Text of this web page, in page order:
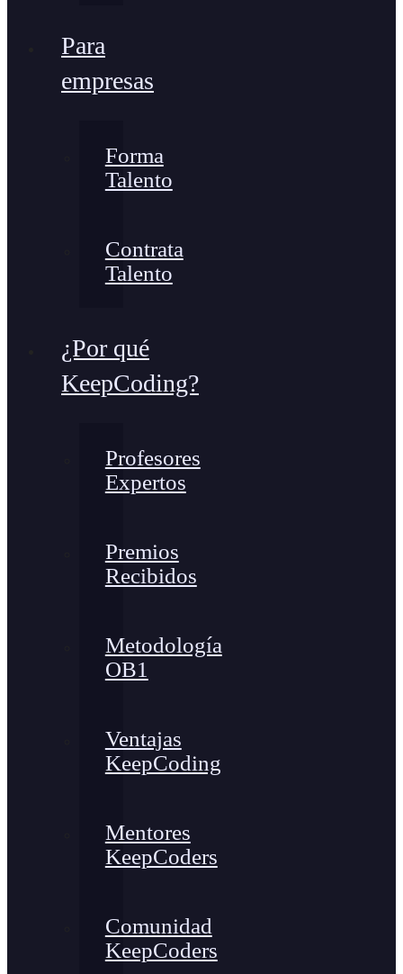
Para
empresas
Forma
Talento
Contrata
Talento
¿Por qué
KeepCoding?
Profesores
Expertos
Premios
Recibidos
Metodología
OB1
Ventajas
KeepCoding
Mentores
KeepCoders
Comunidad
KeepCoders